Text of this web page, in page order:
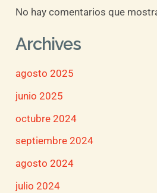
No hay comentarios que
Archives
agosto 2025
junio 2025
octubre 2024
septiembre 2024
agosto 2024
julio 2024